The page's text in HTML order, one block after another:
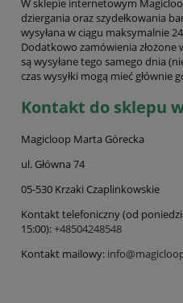
W sklepie internetowym
dziergania oraz szydełkowania
wysyłana w ciągu maksymalnie
Dodatkowo zamówienia
są wysyłane tego samego dnia
czas wysyłki mogą mieć
Kontakt do sklepu
Magicloop Marta Górecka
ul. Główna 74
05-530 Krzaki Czaplinkowskie
Kontakt telefoniczny (od
15:00):+48504248548
Kontakt mailowy: